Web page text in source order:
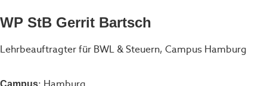
WP StB Gerrit Bartsch
Lehrbeauftragter für BWL & Steuern, Campus Hamburg
Campus